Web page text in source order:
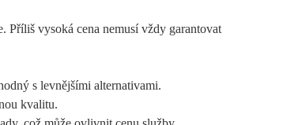
Příliš vysoká cena nemusí vždy garantovat
s levnějšími alternativami.
kvalitu.